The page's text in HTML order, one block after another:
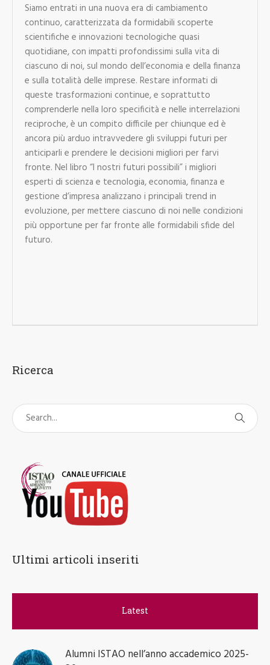
Siamo entrati in una nuova era di cambiamento
continuo, caratterizzata da formidabili scoperte
scientifiche e innovazioni tecnologiche quasi
quotidiane, con impatti profondissimi sulla vita di
ciascuno di noi, sul mondo dell’economia e della finanza
e sulla totalità delle imprese. Restare informati di
queste trasformazioni continue, e soprattutto
comprenderle nella loro specificità e nelle interrelazioni
reciproche, è un compito difficile per chiunque ed è
ancora più arduo intravvedere gli sviluppi futuri per
anticiparli e prendere le decisioni migliori per farvi
fronte. Nel libro “I nostri futuri possibili” i migliori
esperti di scienza e tecnologia, economia, finanza e
gestione d’impresa analizzano i principali trend in
evoluzione, per mettere ciascuno di noi nelle condizioni
più opportune per far fronte alle formidabili sfide del
futuro.
Ricerca
Ultimi articoli inseriti
Latest
Alumni ISTAO nell’anno accademico 2025-